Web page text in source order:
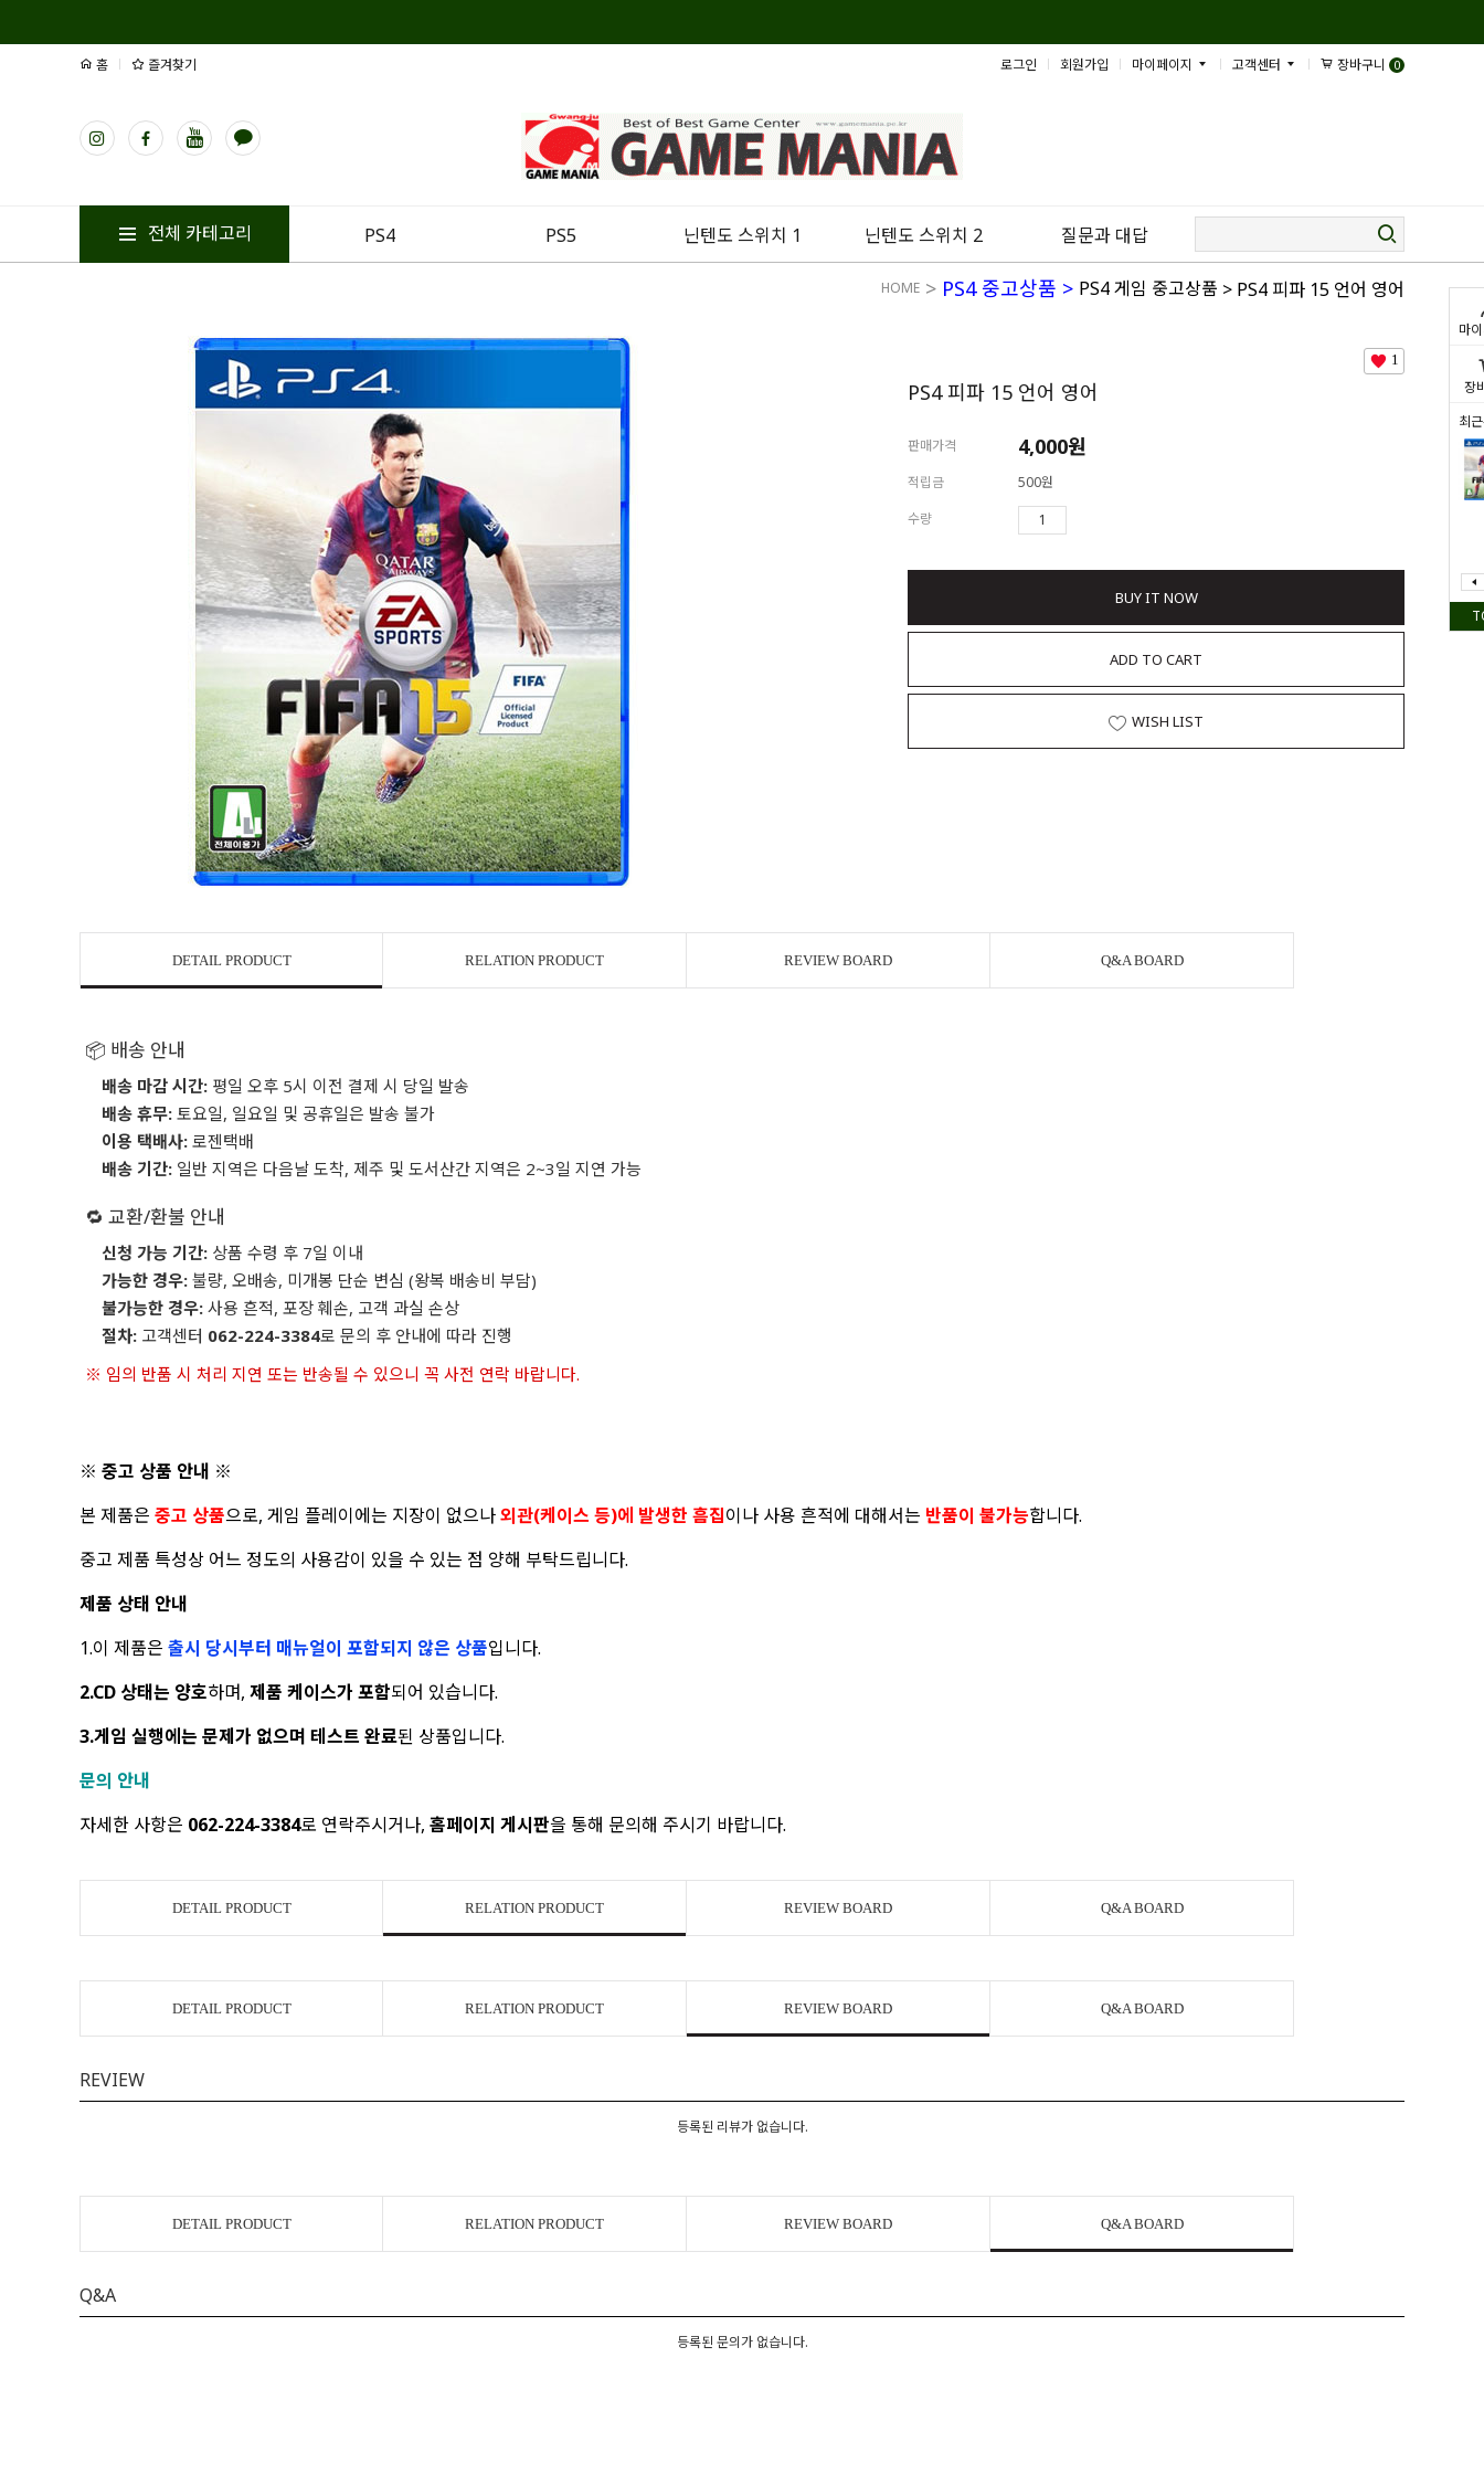
마
장
최
홈 즐겨찾기 로그인 회원가입 마이페이지 고객센터 장바구니 0
전체 카테고리 PS4 PS5 닌텐도 스위치 1 닌텐도 스위치 2 질문과 대답
HOME > PS4 중고상품 > PS4 게임 중고상품 > PS4 피파 15 언어 영어
1
PS4 피파 15 언어 영어
판매가격 4,000원
적립금
500원
수량
BUY IT NOW
ADD TO CART
WISH LIST
DETAIL PRODUCT RELATION PRODUCT REVIEW BOARD Q&A BOARD
📦 배송 안내
배송 마감 시간: 평일 오후 5시 이전 결제 시 당일 발송
배송 휴무: 토요일, 일요일 및 공휴일은 발송 불가
이용 택배사: 로젠택배
배송 기간: 일반 지역은 다음날 도착, 제주 및 도서산간 지역은 2~3일 지연 가능
🔁 교환/환불 안내
신청 가능 기간: 상품 수령 후 7일 이내
가능한 경우: 불량, 오배송, 미개봉 단순 변심 (왕복 배송비 부담)
불가능한 경우: 사용 흔적, 포장 훼손, 고객 과실 손상
절차: 고객센터 062-224-3384로 문의 후 안내에 따라 진행
※ 임의 반품 시 처리 지연 또는 반송될 수 있으니 꼭 사전 연락 바랍니다.
※ 중고 상품 안내 ※
본 제품은 중고 상품으로, 게임 플레이에는 지장이 없으나외관(케이스 등)에 발생한 흠집이나 사용 흔적에 대해서는 반품이 불가능합니다.
중고 제품 특성상 어느 정도의 사용감이 있을 수 있는 점 양해 부탁드립니다.
제품 상태 안내
1.이 제품은 출시 당시부터 매뉴얼이 포함되지 않은 상품입니다.
2.CD 상태는 양호하며, 제품 케이스가 포함되어 있습니다.
3.게임 실행에는 문제가 없으며 테스트 완료된 상품입니다.
문의 안내
자세한 사항은 062-224-3384로 연락주시거나, 홈페이지 게시판을 통해 문의해 주시기 바랍니다.
DETAIL PRODUCT RELATION PRODUCT REVIEW BOARD Q&A BOARD
DETAIL PRODUCT RELATION PRODUCT REVIEW BOARD Q&A BOARD
REVIEW
등록된 리뷰가 없습니다.
DETAIL PRODUCT RELATION PRODUCT REVIEW BOARD Q&A BOARD
Q&A
등록된 문의가 없습니다.